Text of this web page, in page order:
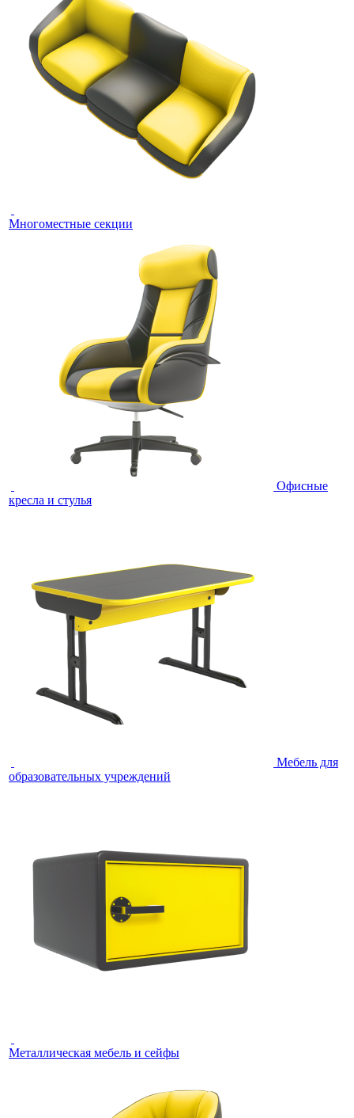
Многоместные секции
Офисные
кресла и стулья
Мебель для
образовательных учреждений
Металлическая мебель и сейфы